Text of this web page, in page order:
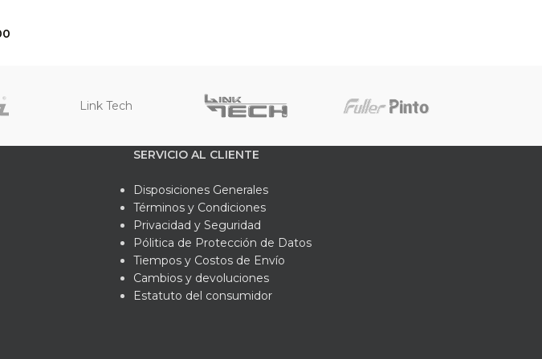
Control de Derrames Universal 75 Galones
refrigerantes, solventes y químicos no agresivos).
de alta densidad (HDPE) con tapa de seguridad.
para aplicaciones universales).
de seguridad industrial y salud ocupacional.
emergencia, la calidad de las barreras y tapetes es lo que determina el éxito
suministramos únicamente kits con materiales de alta porosidad
Link Tech
SERVICIO AL CLIENTE
Disposiciones Generales
Términos y Condiciones
Privacidad y Seguridad
Pólitica de Protección de Datos
Tiempos y Costos de Envío
Cambios y devoluciones
Estatuto del consumidor